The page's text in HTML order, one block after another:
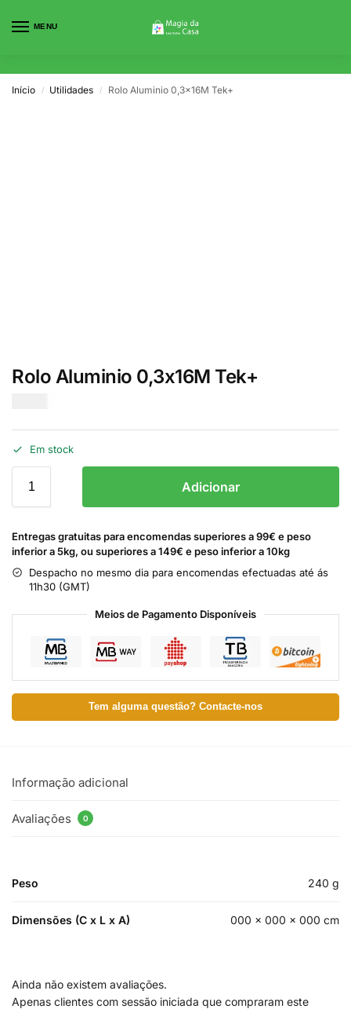
MENU
Início / Utilidades / Rolo Aluminio 0,3x16M Tek+
Rolo Aluminio 0,3x16M Tek+
Em stock
Adicionar
Entregas gratuitas para encomendas superiores a 99€ e peso
inferior a 5kg, ou superiores a 149€ e peso inferior a 10kg
Despacho no mesmo dia para encomendas efectuadas até ás
11h30 (GMT)
Meios de Pagamento Disponíveis
Tem alguma questão? Contacte-nos
Informação adicional
Avaliações 0
Peso 240 g
Dimensões (C x L x A) 000 × 000 × 000 cm
Ainda não existem avaliações.
Apenas clientes com sessão iniciada que compraram este